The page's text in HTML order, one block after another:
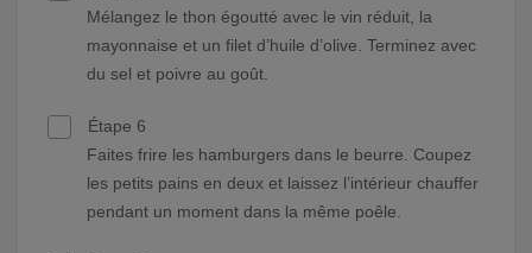
Mélangez le thon égoutté avec le vin réduit, la
mayonnaise et un filet d’huile d’olive. Terminez avec
du sel et poivre au goût.
Étape 6
Faites frire les hamburgers dans le beurre. Coupez
les petits pains en deux et laissez l’intérieur chauffer
pendant un moment dans la même poêle.